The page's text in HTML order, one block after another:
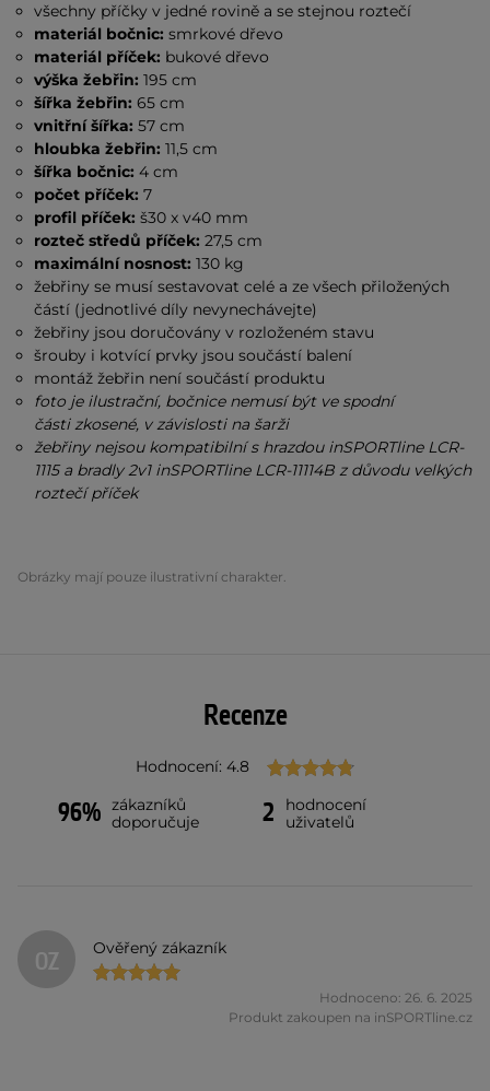
všechny příčky v jedné rovině a se stejnou roztečí
materiál bočnic: smrkové dřevo
materiál příček: bukové dřevo
výška žebřin: 195 cm
šířka žebřin: 65 cm
vnitřní šířka:57 cm
hloubka žebřin: 11,5 cm
šířka bočnic: 4 cm
počet příček:7
profil příček:š30 x v40 mm
rozteč středů příček:27,5 cm
maximální nosnost:130 kg
žebřiny se musí sestavovat celé a ze všech přiložených
částí (jednotlivé díly nevynechávejte)
žebřiny jsou doručovány v rozloženém stavu
šrouby i kotvící prvky jsou součástí balení
montáž žebřin není součástí produktu
foto je ilustrační, bočnice nemusí být ve spodní
části zkosené, v závislosti na šarži
žebřiny nejsou kompatibilní s hrazdou inSPORTline LCR-
1115 a bradly 2v1 inSPORTline LCR-11114B z důvodu velkých
roztečí příček
Obrázky mají pouze ilustrativní charakter.
Recenze
Hodnocení: 4.8
96% zákazníků
doporučuje
2
hodnocení
uživatelů
OZ Ověřený zákazník
Hodnoceno: 26. 6. 2025
Produkt zakoupen na inSPORTline.cz